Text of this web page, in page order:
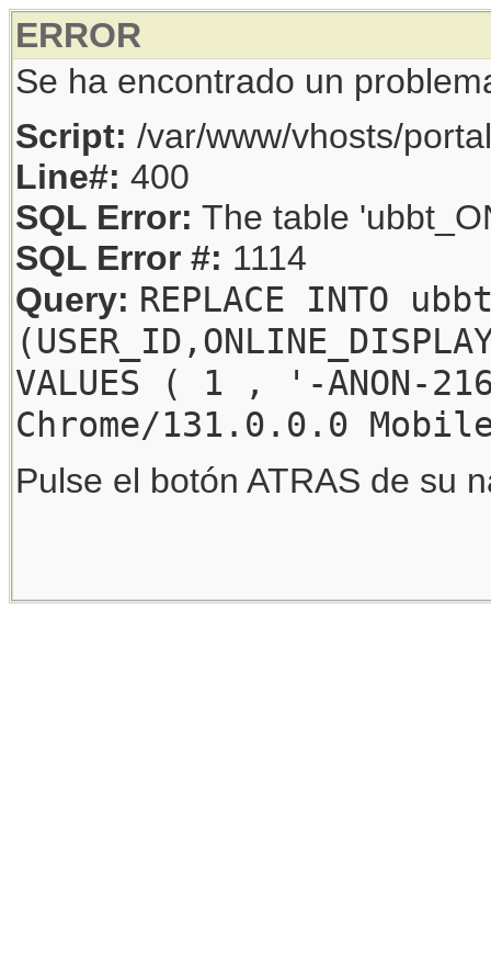
ERROR
Se ha encontrado un
Script: /var/www/vhosts/
Line#: 400
SQL Error: The table
SQL Error #: 1114
Query: REPLACE INTO
VALUES ( 1 , '-
Chrome/131.0.0.0
Pulse el botón ATRAS de su